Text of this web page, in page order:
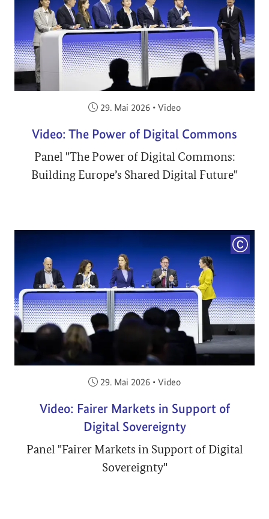
Veröffentlicht am:
29. Mai 2026 • Video
Video: The Power of Digital Commons
Panel "The Power of Digital Commons:
Building Europe’s Shared Digital Future"
Veröffentlicht am:
29. Mai 2026 • Video
Video: Fairer Markets in Support of
Digital Sovereignty
Panel "Fairer Markets in Support of Digital
Sovereignty"